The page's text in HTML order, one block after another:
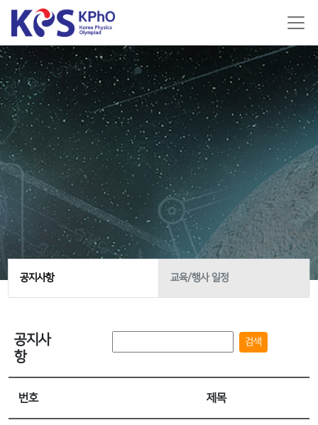
공지사항 교육/행사 일정
공지사
항
검색
번호 제목